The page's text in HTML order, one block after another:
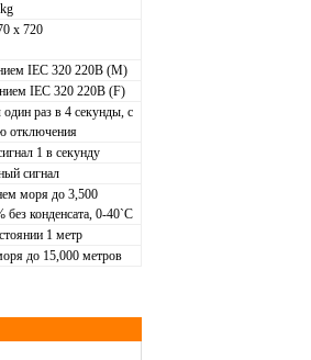
x 720
IEC 320 220В (M)
IEC 320 220В (F)
раз в 4 секунды, с
отключения
1 в секунду
сигнал
моря до 3,500
без конденсата, 0-40`С
1 метр
до 15,000 метров